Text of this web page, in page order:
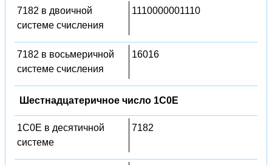
7182 в двоичной
системе счисления
1110000001110
7182 в восьмеричной
системе счисления
16016
Шестнадцатеричное число 1C0E
1C0E в десятичной
системе
7182